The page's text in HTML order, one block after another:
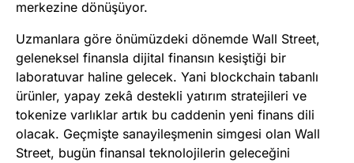
merkezine dönüşüyor.
Uzmanlara göre önümüzdeki dönemde Wall Street,
geleneksel finansla dijital finansın kesiştiği bir
laboratuvar haline gelecek. Yani blockchain tabanlı
ürünler, yapay zekâ destekli yatırım stratejileri ve
tokenize varlıklar artık bu caddenin yeni finans dili
olacak. Geçmişte sanayileşmenin simgesi olan Wall
Street, bugün finansal teknolojilerin geleceğini